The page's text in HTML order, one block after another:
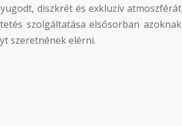
diszkrét és exkluzív atmoszférát
szolgáltatása elsősorban azoknak
szeretnének elérni.